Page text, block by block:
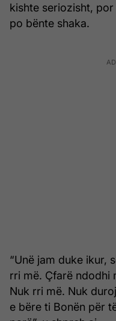
kishte seriozisht,
po bënte shaka.
“Unë jam duke ikur,
rri më. Çfarë ndodhi
Nuk rri më. Nuk
e bëre ti Bonën për